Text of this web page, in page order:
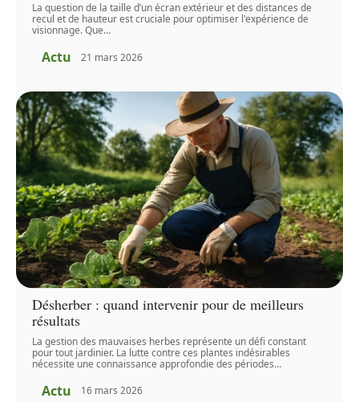
La question de la taille d’un écran extérieur et des distances de
recul et de hauteur est cruciale pour optimiser l'expérience de
visionnage. Que…
Actu 21 mars 2026
Désherber : quand intervenir pour de meilleurs
résultats
La gestion des mauvaises herbes représente un défi constant
pour tout jardinier. La lutte contre ces plantes indésirables
nécessite une connaissance approfondie des périodes…
Actu 16 mars 2026